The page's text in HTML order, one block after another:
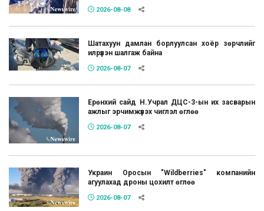
2026-08-08
Шатахуун дамлан борлуулсан хоёр зөрчлийг
илрүүлэн шалгаж байна
2026-08-07
Ерөнхий сайд Н.Учрал ДЦС-3-ын их засварын
ажлыг эрчимжүүлэх чиглэл өглөө
2026-08-07
Украин Оросын "Wildberries" компанийн
агуулахад дроны цохилт өглөө
2026-08-07